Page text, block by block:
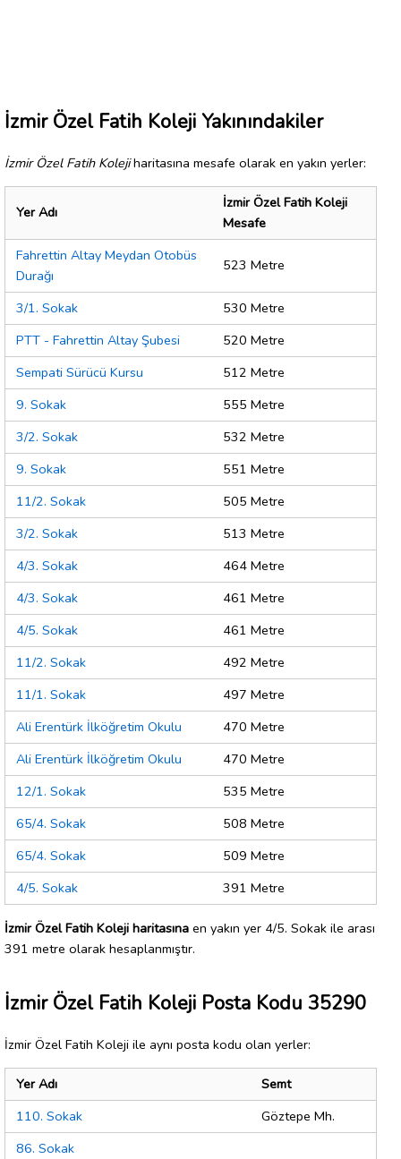
İzmir Özel Fatih Koleji Yakınındakiler
İzmir Özel Fatih Kolejiharitasına mesafe olarak en yakın yerler:
Yer Adı
İzmir Özel Fatih Koleji
Mesafe
Fahrettin Altay Meydan Otobüs
Durağı
523 Metre
3/1. Sokak
530 Metre
PTT - Fahrettin Altay Şubesi
520 Metre
Sempati Sürücü Kursu
512 Metre
9. Sokak
555 Metre
3/2. Sokak
532 Metre
9. Sokak
551 Metre
11/2. Sokak
505 Metre
3/2. Sokak
513 Metre
4/3. Sokak
464 Metre
4/3. Sokak
461 Metre
4/5. Sokak
461 Metre
11/2. Sokak
492 Metre
11/1. Sokak
497 Metre
Ali Erentürk İlköğretim Okulu
470 Metre
Ali Erentürk İlköğretim Okulu
470 Metre
12/1. Sokak
535 Metre
65/4. Sokak
508 Metre
65/4. Sokak
509 Metre
4/5. Sokak
391 Metre
İzmir Özel Fatih Koleji haritasına en yakın yer 4/5. Sokak ile arası
391 metre olarak hesaplanmıştır.
İzmir Özel Fatih Koleji Posta Kodu 35290
İzmir Özel Fatih Koleji ile aynı posta kodu olan yerler:
Yer Adı
Semt
110. Sokak
Göztepe Mh.
86. Sokak